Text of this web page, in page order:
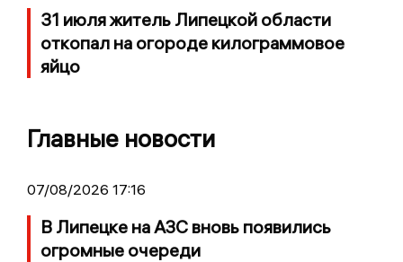
31 июля житель Липецкой области
откопал на огороде килограммовое
яйцо
Главные новости
07/08/2026 17:16
В Липецке на АЗС вновь появились
огромные очереди